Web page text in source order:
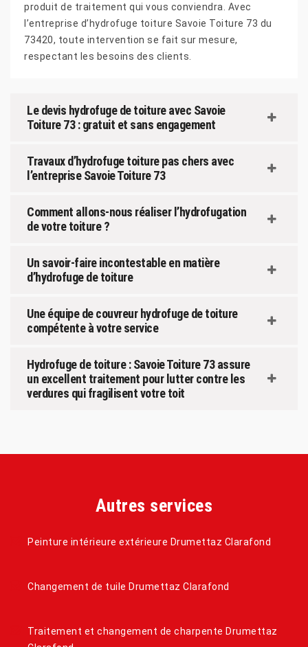
produit de traitement qui vous conviendra. Avec
l’entreprise d’hydrofuge toiture Savoie Toiture 73 du
73420, toute intervention se fait sur mesure,
respectant les besoins des clients.
Le devis hydrofuge de toiture avec Savoie
Toiture 73 : gratuit et sans engagement
Travaux d’hydrofuge toiture pas chers avec
l’entreprise Savoie Toiture 73
Comment allons-nous réaliser l’hydrofugation
de votre toiture ?
Un savoir-faire incontestable en matière
d’hydrofuge de toiture
Une équipe de couvreur hydrofuge de toiture
compétente à votre service
Hydrofuge de toiture : Savoie Toiture 73 assure
un excellent traitement pour lutter contre les
verdures qui fragilisent votre toit
Autres services
Peinture intérieure extérieure Drumettaz Clarafond
Changement de tuile Drumettaz Clarafond
Traitement et changement de charpente Drumettaz